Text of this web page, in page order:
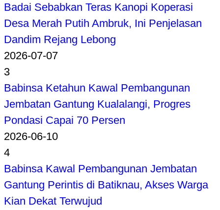
Badai Sebabkan Teras Kanopi Koperasi
Desa Merah Putih Ambruk, Ini Penjelasan
Dandim Rejang Lebong
2026-07-07
3
Babinsa Ketahun Kawal Pembangunan
Jembatan Gantung Kualalangi, Progres
Pondasi Capai 70 Persen
2026-06-10
4
Babinsa Kawal Pembangunan Jembatan
Gantung Perintis di Batiknau, Akses Warga
Kian Dekat Terwujud